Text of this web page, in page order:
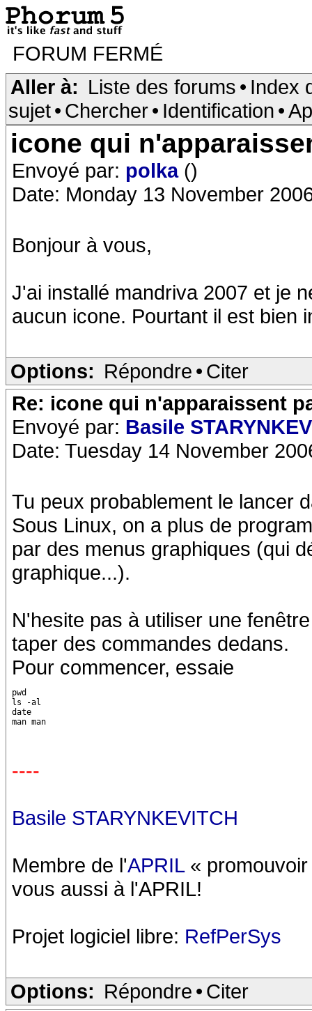
FORUM FERMÉ
Aller à: Liste des forums • Index
sujet• Chercher• Identification •
icone qui
Envoyé par: polka ()
Date: Monday 13 November
Bonjour à vous,
J'ai installé mandriva 2007 et je
aucun icone. Pourtant il est bien
Options: Répondre • Citer
Re: icone qui n'apparaissent
Envoyé par: Basile
Date: Tuesday 14 November
Tu peux probablement le lancer
Sous Linux, on a plus de
par des menus graphiques (qui
graphique...).
N'hesite pas à utiliser une
taper des commandes dedans.
Pour commencer, essaie
pwd
ls -al
date
man man
----
Basile STARYNKEVITCH
Membre de l'APRIL« promouvoir
vous aussi à l'APRIL!
Projet logiciel libre: RefPerSys
Options: Répondre • Citer